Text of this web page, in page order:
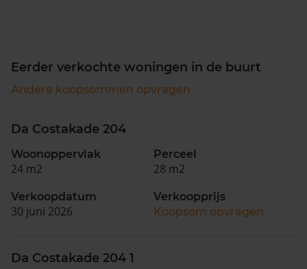
Eerder verkochte woningen in de buurt
Andere koopsommen opvragen
Da Costakade 204
Woonoppervlak
24 m2
Perceel
28 m2
Verkoopdatum
30 juni 2026
Verkoopprijs
Koopsom opvragen
Da Costakade 204 1